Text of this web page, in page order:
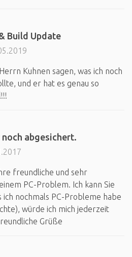
Build Update
Kuhnen sagen, was ich noch
und er hat es genau so
abgesichert.
freundliche und sehr
PC-Problem. Ich kann Sie
nochmals PC-Probleme habe
würde ich mich jederzeit
Grüße